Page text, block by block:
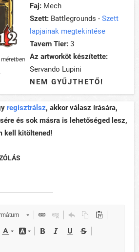
Faj: Mech
Szett: Battlegrounds - Szett
lapjainak megtekintése
Tavern Tier: 3
Az artworköt készítette:
Servando Lupini
NEM GYŰJTHETŐ!
regisztrálsz, akkor válasz írására,
és sok másra is lehetőséged lesz,
kell kitöltened!